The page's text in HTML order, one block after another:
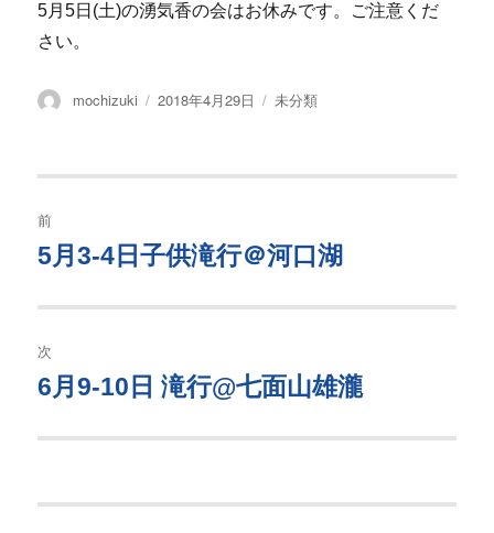
5月5日(土)の湧気香の会はお休みです。ご注意くだ
さい。
投
mochizuki
投
2018年4月29日
カ
未分類
稿
ビ
ゲ
ー
前
過
の
投
稿:
5月3-4日子供滝行＠河口湖
次
次
投
6月9-10日 滝行@七面山雄瀧